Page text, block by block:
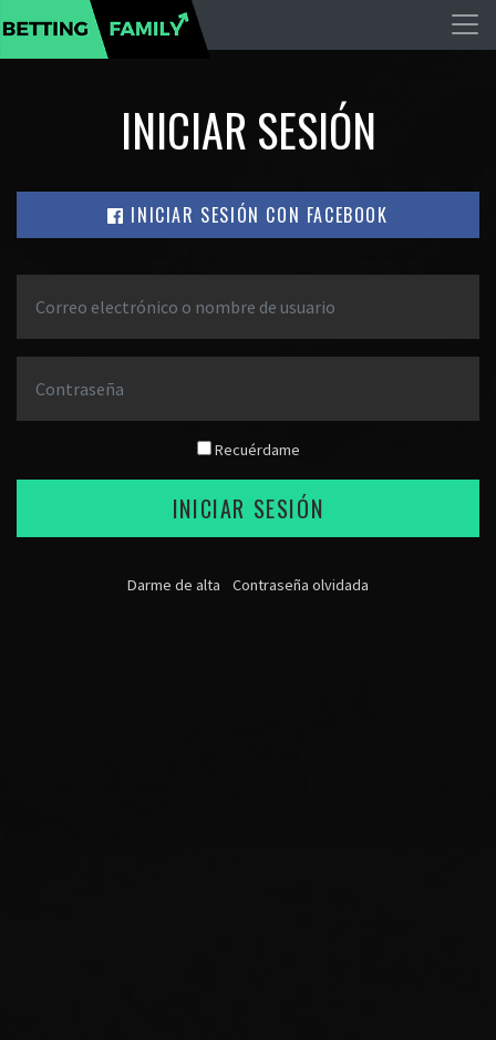
INICIAR SESIÓN
INICIAR SESIÓN CON FACEBOOK
Recuérdame
INICIAR SESIÓN
Darme de alta Contraseña olvidada